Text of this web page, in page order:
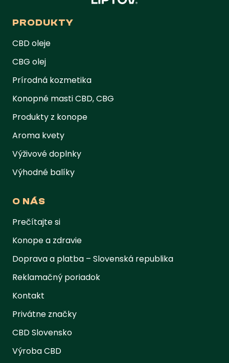
PRODUKTY
CBD oleje
CBG olej
Prírodná kozmetika
Konopné masti CBD, CBG
Produkty z konope
Aroma kvety
Výživové doplnky
Výhodné balíky
O NÁS
Prečítajte si
Konope a zdravie
Doprava a platba – Slovenská republika
Reklamačný poriadok
Kontakt
Privátne značky
CBD Slovensko
Výroba CBD